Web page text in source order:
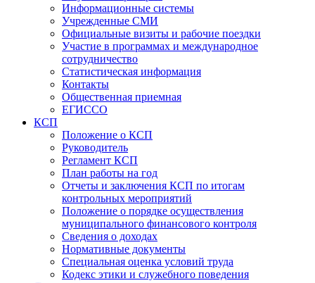
Информационные системы
Учрежденные СМИ
Официальные визиты и рабочие поездки
Участие в программах и международное
сотрудничество
Статистическая информация
Контакты
Общественная приемная
ЕГИССО
КСП
Положение о КСП
Руководитель
Регламент КСП
План работы на год
Отчеты и заключения КСП по итогам
контрольных мероприятий
Положение о порядке осуществления
муниципального финансового контроля
Сведения о доходах
Нормативные документы
Специальная оценка условий труда
Кодекс этики и служебного поведения